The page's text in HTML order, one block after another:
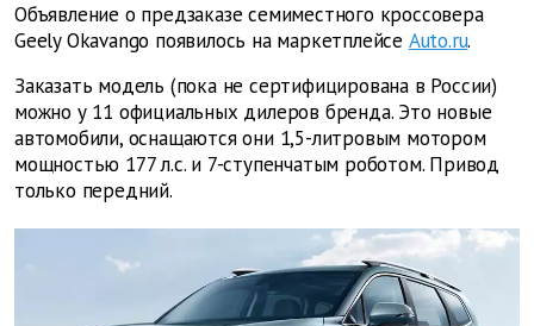
Объявление о предзаказе семиместного кроссовера
Geely Okavango появилось на маркетплейсе Auto.ru.
Заказать модель (пока не сертифицирована в России)
можно у 11 официальных дилеров бренда. Это новые
автомобили, оснащаются они 1,5-литровым мотором
мощностью 177 л.с. и 7-ступенчатым роботом. Привод
только передний.